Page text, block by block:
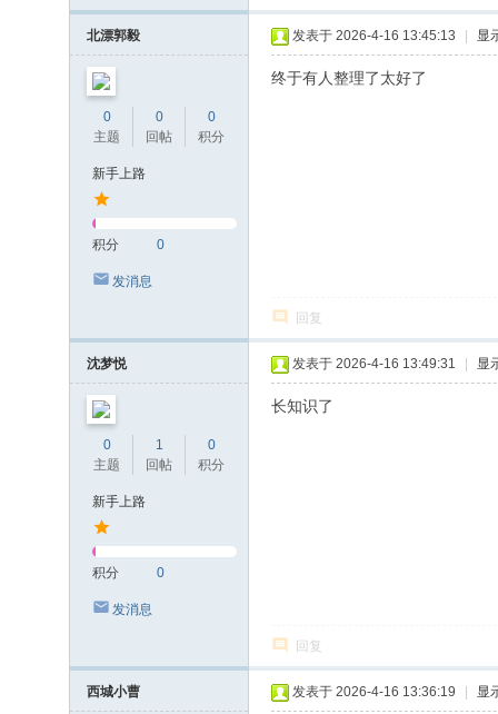
北漂郭毅
0
主题
0
回帖
0
积分
新手上路
积分 0
发消息
发表于 2026-4-16 13:45:13 显
终于有人整理了太好了
回复
沈梦悦
0
主题
1
回帖
0
积分
新手上路
积分 0
发消息
发表于 2026-4-16 13:49:31 显
长知识了
回复
西城小曹 发表于 2026-4-16 13:36:19 显